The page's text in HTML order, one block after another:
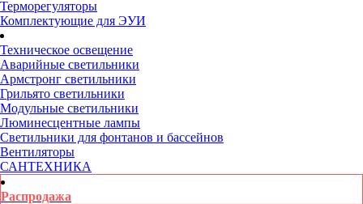
Терморегуляторы
Комплектующие для ЭУИ
Техническое освещение
Аварийные светильники
Армстронг светильники
Грильято светильники
Модульные светильники
Люминесцентные лампы
Светильники для фонтанов и бассейнов
Вентиляторы
САНТЕХНИКА
Распродажа